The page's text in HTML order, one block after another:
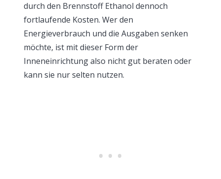
durch den Brennstoff Ethanol dennoch
fortlaufende Kosten. Wer den
Energieverbrauch und die Ausgaben senken
möchte, ist mit dieser Form der
Inneneinrichtung also nicht gut beraten oder
kann sie nur selten nutzen.